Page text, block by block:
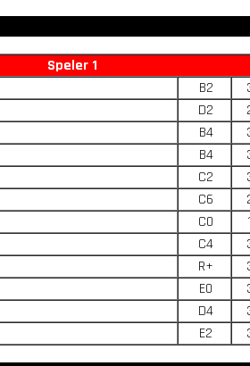
Speler 1
B2
D2
B4
B4
C2
C6
C0
C4
R+
E0
D4
E2